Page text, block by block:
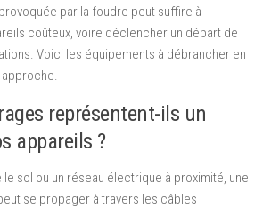
par la foudre peut suffire à
coûteux, voire déclencher un départ de
Voici les équipements à débrancher en
représentent-ils un
appareils ?
le sol ou un réseau électrique à proximité, une
se propager à travers les câbles